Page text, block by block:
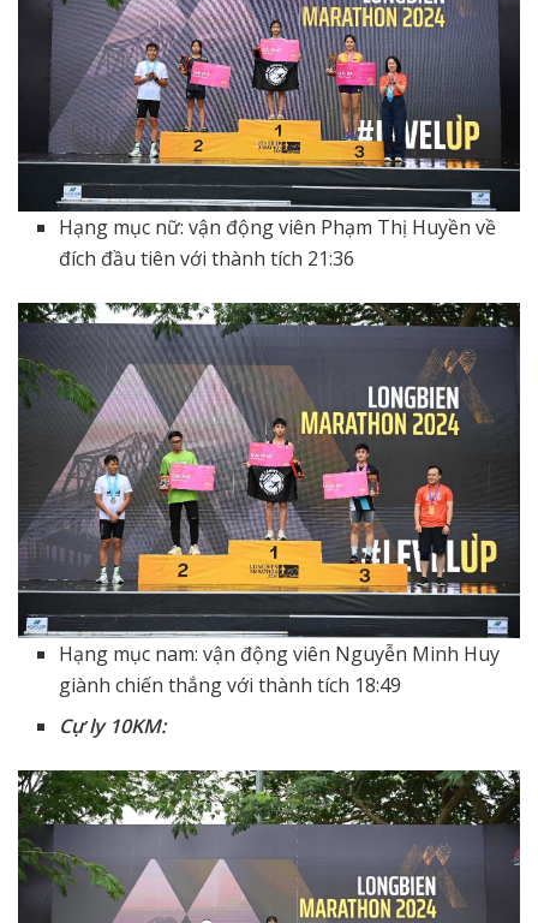
Hạng mục nữ: vận động viên Phạm Thị Huyền về
đích đầu tiên với thành tích 21:36
Hạng mục nam: vận động viên Nguyễn Minh Huy
giành chiến thắng với thành tích 18:49
Cự ly 10KM: